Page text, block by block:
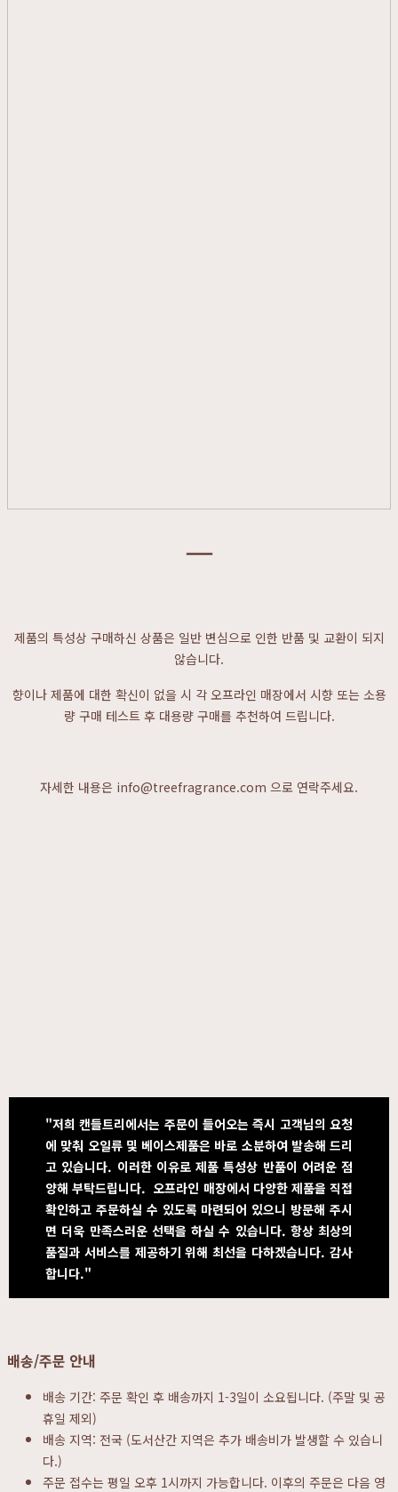
ㅡ
제품의 특성상 구매하신 상품은 일반 변심으로 인한 반품 및 교환이 되지
않습니다.
향이나 제품에 대한 확신이 없을 시 각 오프라인 매장에서 시향 또는 소용
량 구매 테스트 후 대용량 구매를 추천하여 드립니다.
자세한 내용은 info@treefragrance.com 으로 연락주세요.
"저희 캔들트리에서는 주문이 들어오는 즉시 고객님의 요청
에 맞춰 오일류 및 베이스제품은 바로 소분하여 발송해 드리
고 있습니다. 이러한 이유로 제품 특성상 반품이 어려운 점
양해 부탁드립니다. 오프라인 매장에서 다양한 제품을 직접
확인하고 주문하실 수 있도록 마련되어 있으니 방문해 주시
면 더욱 만족스러운 선택을 하실 수 있습니다. 항상 최상의
품질과 서비스를 제공하기 위해 최선을 다하겠습니다. 감사
합니다."
배송/주문 안내
배송 기간: 주문 확인 후 배송까지 1-3일이 소요됩니다. (주말 및 공
휴일 제외)
배송 지역: 전국 (도서산간 지역은 추가 배송비가 발생할 수 있습니
다.)
주문 접수는 평일 오후 1시까지 가능합니다. 이후의 주문은 다음 영